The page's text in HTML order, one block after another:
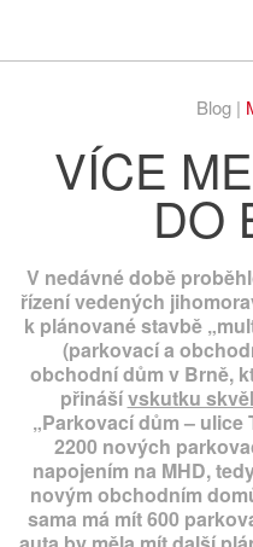
Blog |
VÍCE
DO
V nedávné době
řízení vedených
k plánované stavbě
(parkovací a
obchodní dům v Brně,
přinášívskutku
„Parkovací dům – ulice
2200 nových
napojením na MHD,
novým obchodním
sama má mít 600